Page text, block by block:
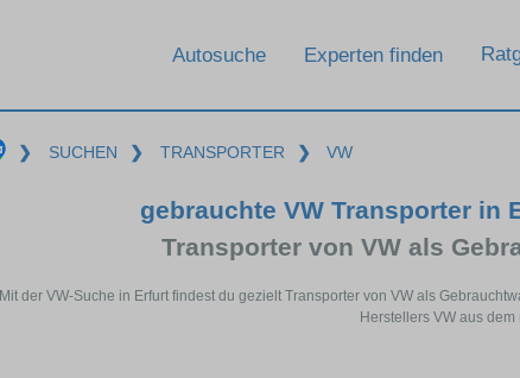
Autosuche Experten finden
❯ SUCHEN ❯ TRANSPORTER ❯ VW
gebrauchte VW Transporter in
Transporter von VW als
Mit der VW-Suche in Erfurt findest du gezielt Transporter von VW als
Herstellers VW aus